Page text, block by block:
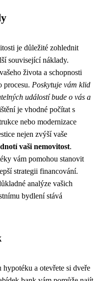
je důležité zohlednit
související náklady.
života a schopnosti
procesu. Poskytuje vám klid
událostí bude o vás a
je vhodné počítat s
nebo modernizace
nejen zvýší vaše
vaši nemovitost.
vám pomohou stanovit
strategii financování.
analýze vašich
bydlení stává
a otevřete si dveře